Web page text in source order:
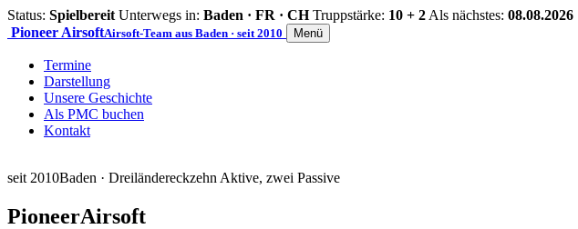
Status: Spielbereit Unterwegs in: Baden · FR · CH Truppstärke: 10 + 2 Als nächstes: 08.08.2026
Pioneer AirsoftAirsoft-Team aus Baden · seit 2010 Menü
Termine
Darstellung
Unsere Geschichte
Als PMC buchen
Kontakt
seit 2010Baden · Dreiländereckzehn Aktive, zwei Passive
PioneerAirsoft